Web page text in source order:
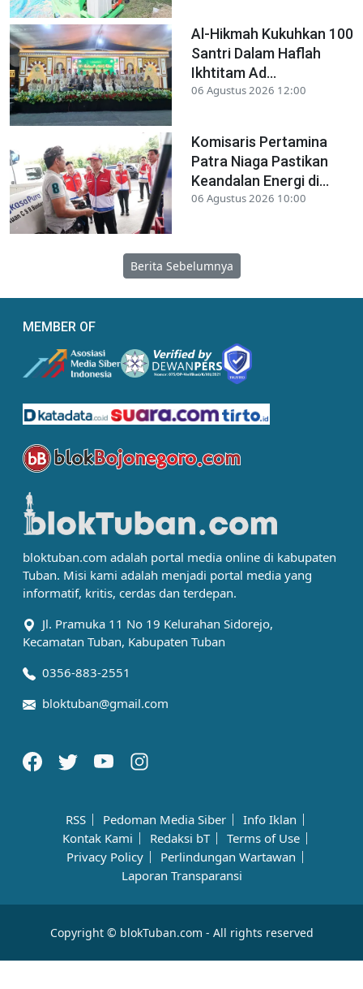
Al-Hikmah Kukuhkan 100
Santri Dalam Haflah
Ikhtitam Ad...
06 Agustus 2026 12:00
Komisaris Pertamina
Patra Niaga Pastikan
Keandalan Energi di...
06 Agustus 2026 10:00
Berita Sebelumnya
MEMBER OF
bloktuban.com adalah portal media online di kabupaten
Tuban. Misi kami adalah menjadi portal media yang
informatif, kritis, cerdas dan terdepan.
Jl. Pramuka 11 No 19 Kelurahan Sidorejo,
Kecamatan Tuban, Kabupaten Tuban
0356-883-2551
bloktuban@gmail.com
RSS Pedoman Media Siber
Info Iklan
Kontak Kami
Redaksi bT
Terms of Use
Privacy Policy
Perlindungan Wartawan
Laporan Transparansi
Copyright © blokTuban.com - All rights reserved